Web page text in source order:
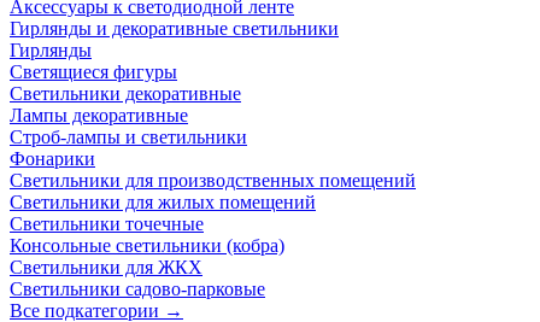
Аксессуары к светодиодной ленте
Гирлянды и декоративные светильники
Гирлянды
Светящиеся фигуры
Светильники декоративные
Лампы декоративные
Строб-лампы и светильники
Фонарики
Светильники для производственных помещений
Светильники для жилых помещений
Светильники точечные
Консольные светильники (кобра)
Светильники для ЖКХ
Светильники садово-парковые
Все подкатегории →